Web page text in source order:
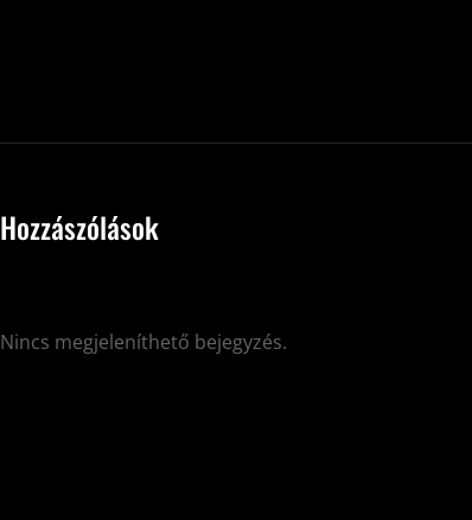
Hozzászólások
Nincs megjeleníthető bejegyzés.